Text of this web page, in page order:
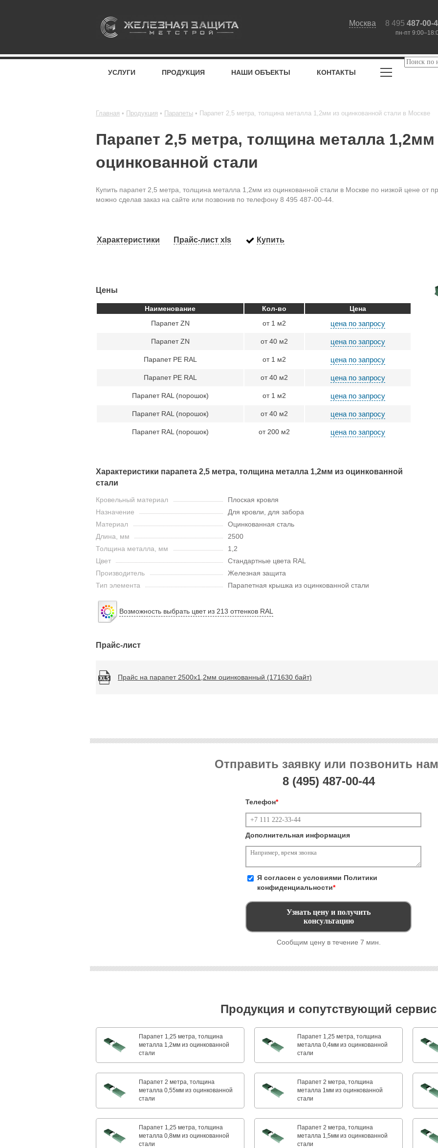
Москва 8 495 487-00-
пн-пт
УСЛУГИ ПРОДУКЦИЯ НАШИ ОБЪЕКТЫ КОНТАКТЫ
Главная Продукция Парапеты Парапет 2,5 метра, толщина металла 1,2мм из оцинкованной стали в Москве
Парапет 2,5 метра, толщина металла 1,2мм
оцинкованной стали
Купить парапет 2,5 метра, толщина металла 1,2мм из оцинкованной стали в Москве по низкой цене от
можно сделав заказ на сайте или позвонив по телефону 8 495 487-00-44.
Характеристики Прайс-лист xls Купить
Цены
Наименование Кол-во
Цена
Парапет ZN
от 1 м2 цена по запросу
Парапет ZN от 40 м2 цена по запросу
Парапет PE RAL от 1 м2 цена по запросу
Парапет PE RAL от 40 м2 цена по запросу
Парапет RAL (порошок) от 1 м2 цена по запросу
Парапет RAL (порошок) от 40 м2 цена по запросу
Парапет RAL (порошок) от 200 м2 цена по запросу
Характеристики парапета 2,5 метра, толщина металла 1,2мм из оцинкованной
стали
Кровельный материал
Плоская кровля
Назначение
Для кровли, для забора
Материал
Оцинкованная сталь
Длина, мм
2500
Толщина металла, мм
1,2
Цвет
Стандартные цвета RAL
Производитель
Железная защита
Тип элемента
Парапетная крышка из оцинкованной стали
Возможность выбрать цвет из 213 оттенков RAL
Прайс-лист
Прайс на парапет 2500х1,2мм оцинкованный (171630 байт)
Отправить заявку или позвонить
8 (495) 487-00-44
Телефон*
Дополнительная информация
Я согласен с условиями Политики
конфиденциальности*
Сообщим цену в течение 7 мин.
Продукция и сопутствующий сервис
Парапет 1,25 метра, толщина
металла 1,2мм из оцинкованной
стали
Парапет 1,25 метра, толщина
металла 0,4мм из оцинкованной
стали
Парапет 2 метра, толщина
металла 0,55мм из оцинкованной
стали
Парапет 2 метра, толщина
металла 1мм из оцинкованной
стали
Парапет 1,25 метра, толщина
металла 0,8мм из оцинкованной
стали
Парапет 2 метра, толщина
металла 1,5мм из оцинкованной
стали